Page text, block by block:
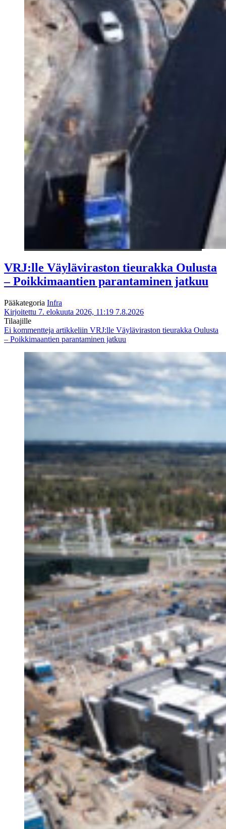
VRJ:lle Väyläviraston tieurakka Oulusta
– Poikkimaantien parantaminen jatkuu
Pääkategoria Infra
Kirjoitettu 7. elokuuta 2026, 11:19 7.8.2026
Tilaajille
Ei kommentteja artikkeliin VRJ:lle Väyläviraston tieurakka Oulusta
– Poikkimaantien parantaminen jatkuu